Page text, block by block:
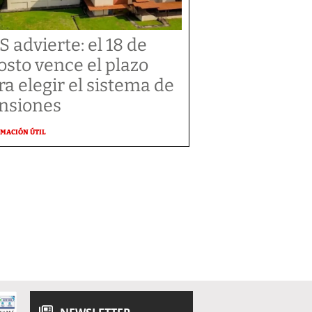
advierte: el 18 de
vence el plazo
elegir el sistema de
ÚTIL